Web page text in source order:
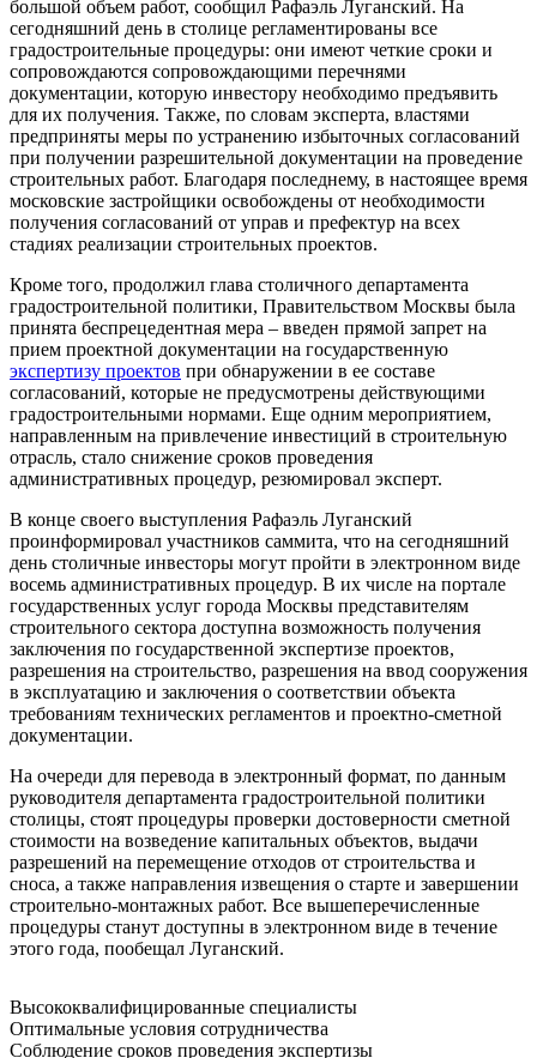
большой объем работ, сообщил Рафаэль Луганский. На
сегодняшний день в столице регламентированы все
градостроительные процедуры: они имеют четкие сроки и
сопровождаются сопровождающими перечнями
документации, которую инвестору необходимо предъявить
для их получения. Также, по словам эксперта, властями
предприняты меры по устранению избыточных согласований
при получении разрешительной документации на проведение
строительных работ. Благодаря последнему, в настоящее время
московские застройщики освобождены от необходимости
получения согласований от управ и префектур на всех
стадиях реализации строительных проектов.
Кроме того, продолжил глава столичного департамента
градостроительной политики, Правительством Москвы была
принята беспрецедентная мера – введен прямой запрет на
прием проектной документации на государственную
экспертизу проектов при обнаружении в ее составе
согласований, которые не предусмотрены действующими
градостроительными нормами. Еще одним мероприятием,
направленным на привлечение инвестиций в строительную
отрасль, стало снижение сроков проведения
административных процедур, резюмировал эксперт.
В конце своего выступления Рафаэль Луганский
проинформировал участников саммита, что на сегодняшний
день столичные инвесторы могут пройти в электронном виде
восемь административных процедур. В их числе на портале
государственных услуг города Москвы представителям
строительного сектора доступна возможность получения
заключения по государственной экспертизе проектов,
разрешения на строительство, разрешения на ввод сооружения
в эксплуатацию и заключения о соответствии объекта
требованиям технических регламентов и проектно-сметной
документации.
На очереди для перевода в электронный формат, по данным
руководителя департамента градостроительной политики
столицы, стоят процедуры проверки достоверности сметной
стоимости на возведение капитальных объектов, выдачи
разрешений на перемещение отходов от строительства и
сноса, а также направления извещения о старте и завершении
строительно-монтажных работ. Все вышеперечисленные
процедуры станут доступны в электронном виде в течение
этого года, пообещал Луганский.
Высококвалифицированные специалисты
Оптимальные условия сотрудничества
Соблюдение сроков проведения экспертизы